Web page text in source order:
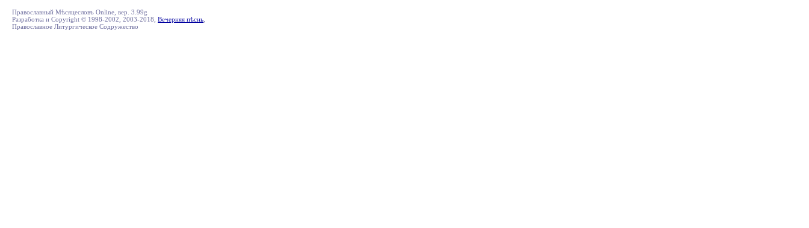
Православный Мѣсяцесловъ Online, вер. 3.99g
Разработка и Copyright © 1998-2002, 2003-2018, Вечерняя пѣснь
Православное Литургическое Содружество